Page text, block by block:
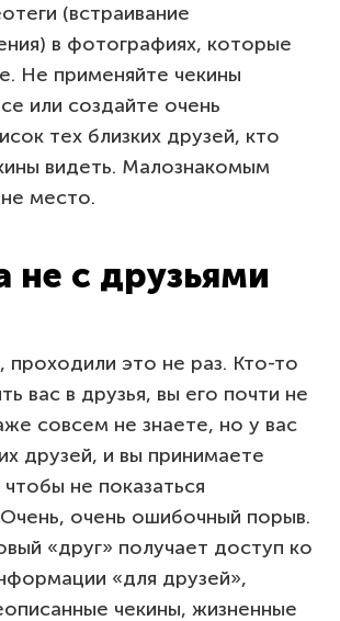
(встраивание
в фотографиях, которые
Не применяйте чекины
или создайте очень
тех близких друзей, кто
видеть. Малознакомым
место.
не с друзьями
проходили это не раз. Кто-то
вас в друзья, вы его почти не
совсем не знаете, но у вас
друзей, и вы принимаете
не показаться
очень ошибочный порыв.
«друг» получает доступ ко
«для друзей»,
чекины, жизненные